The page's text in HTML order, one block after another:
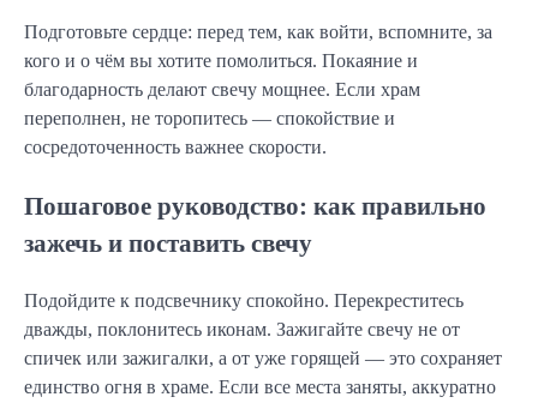
Подготовьте сердце: перед тем, как войти, вспомните, за
кого и о чём вы хотите помолиться. Покаяние и
благодарность делают свечу мощнее. Если храм
переполнен, не торопитесь — спокойствие и
сосредоточенность важнее скорости.
Пошаговое руководство: как правильно
зажечь и поставить свечу
Подойдите к подсвечнику спокойно. Перекреститесь
дважды, поклонитесь иконам. Зажигайте свечу не от
спичек или зажигалки, а от уже горящей — это сохраняет
единство огня в храме. Если все места заняты, аккуратно